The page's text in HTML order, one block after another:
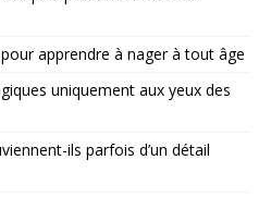
apprendre à nager à tout âge
uniquement aux yeux des
ils parfois d’un détail